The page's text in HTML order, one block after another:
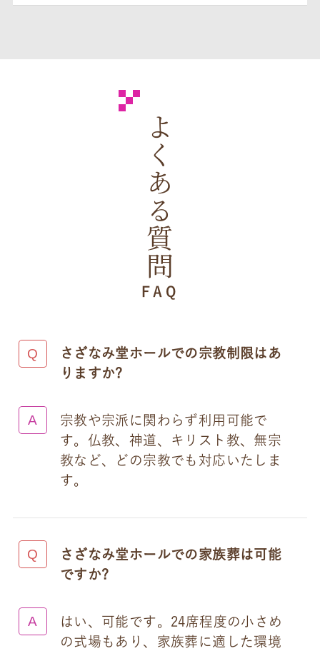
よくある質問
FAQ
さざなみ堂ホールでの宗教制限はあ
りますか?
宗教や宗派に関わらず利用可能で
す。仏教、神道、キリスト教、無宗
教など、どの宗教でも対応いたしま
す。
さざなみ堂ホールでの家族葬は可能
ですか?
はい、可能です。24席程度の小さめ
の式場もあり、家族葬に適した環境